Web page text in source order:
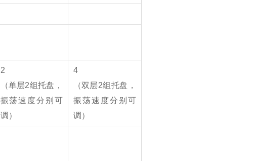
2
（单层2组托盘，
振荡速度分别可
调）
4
（双层2组托盘，
振荡速度分别可
调）